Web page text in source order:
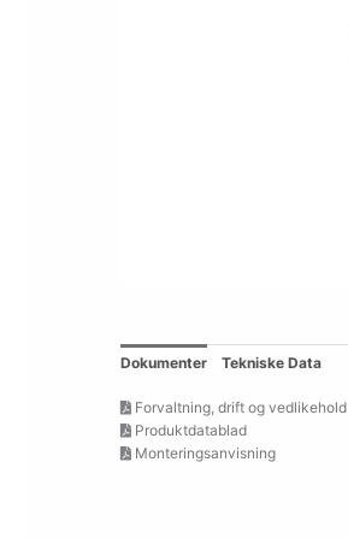
Dokumenter Tekniske Data
Forvaltning, drift og vedlikehold
Produktdatablad
Monteringsanvisning